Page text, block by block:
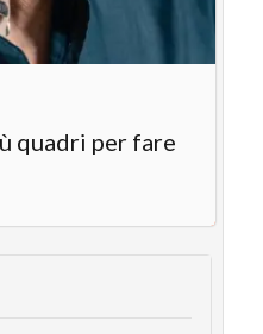
quadri per fare